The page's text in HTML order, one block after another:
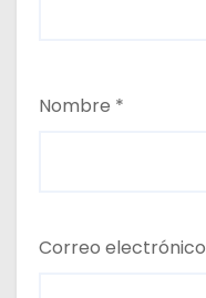
Nombre *
Correo electrónico